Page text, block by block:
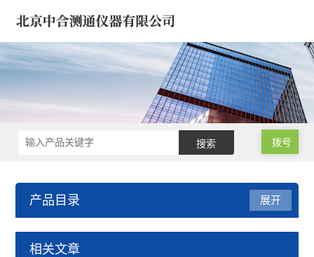
拨号
产品目录
ICP光谱仪/电感耦合光谱仪
展开
相关文章